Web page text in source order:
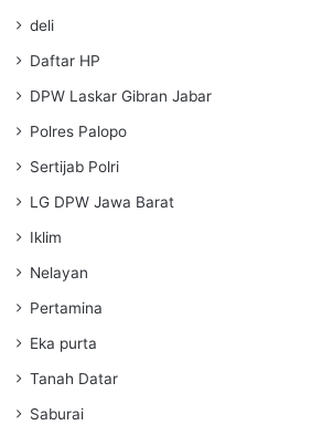
deli
Daftar HP
DPW Laskar Gibran Jabar
Polres Palopo
Sertijab Polri
LG DPW Jawa Barat
Iklim
Nelayan
Pertamina
Eka purta
Tanah Datar
Saburai